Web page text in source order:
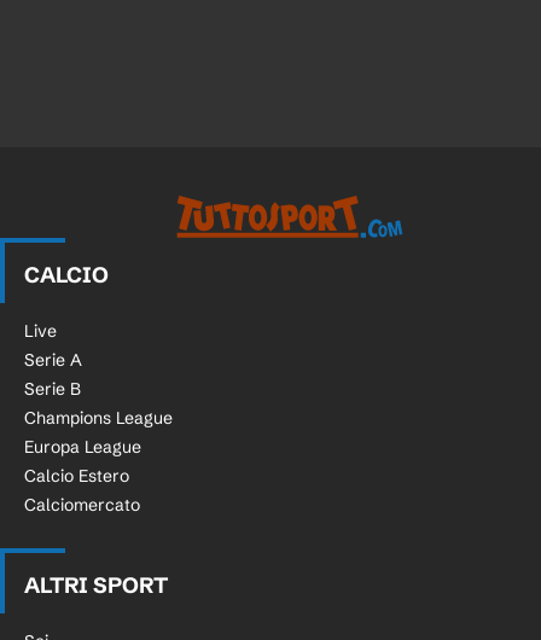
CALCIO
Live
Serie A
Serie B
Champions League
Europa League
Calcio Estero
Calciomercato
ALTRI SPORT